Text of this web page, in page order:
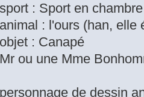
: Sport en chambre
: l'ours (han, elle
: Canapé
ou une Mme
de dessin